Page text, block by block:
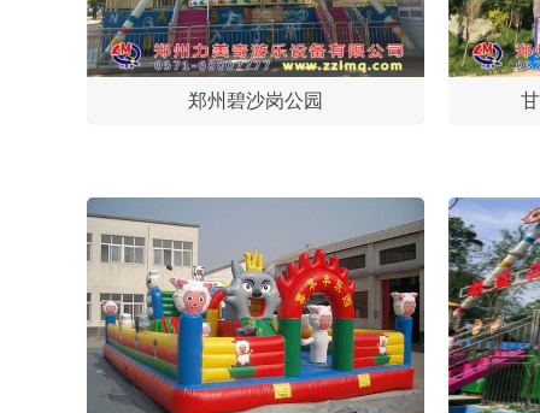
郑州碧沙岗公园